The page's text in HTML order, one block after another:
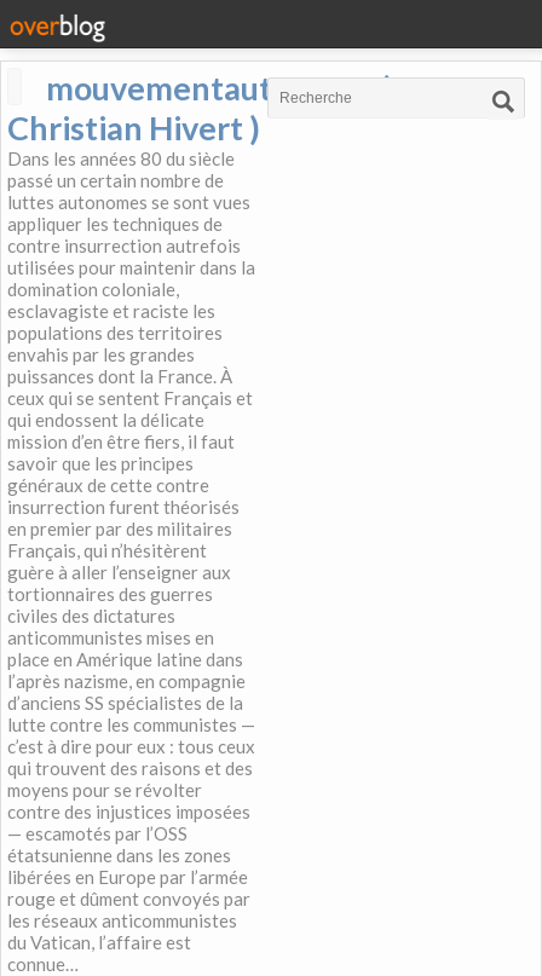
mouvementautonome (
Christian Hivert )
Dans les années 80 du siècle
passé un certain nombre de
luttes autonomes se sont vues
appliquer les techniques de
contre insurrection autrefois
utilisées pour maintenir dans la
domination coloniale,
esclavagiste et raciste les
populations des territoires
envahis par les grandes
puissances dont la France. À
ceux qui se sentent Français et
qui endossent la délicate
mission d’en être fiers, il faut
savoir que les principes
généraux de cette contre
insurrection furent théorisés
en premier par des militaires
Français, qui n’hésitèrent
guère à aller l’enseigner aux
tortionnaires des guerres
civiles des dictatures
anticommunistes mises en
place en Amérique latine dans
l’après nazisme, en compagnie
d’anciens SS spécialistes de la
lutte contre les communistes —
c’est à dire pour eux : tous ceux
qui trouvent des raisons et des
moyens pour se révolter
contre des injustices imposées
— escamotés par l’OSS
étatsunienne dans les zones
libérées en Europe par l’armée
rouge et dûment convoyés par
les réseaux anticommunistes
du Vatican, l’affaire est
connue…